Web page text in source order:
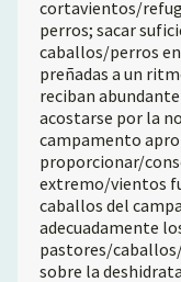
cortavientos/
perros; sacar
caballos/perros
preñadas a un
reciban
acostarse por la
campamento
proporcionar/
extremo/vientos
caballos del
adecuadamente
pastores/
sobre la